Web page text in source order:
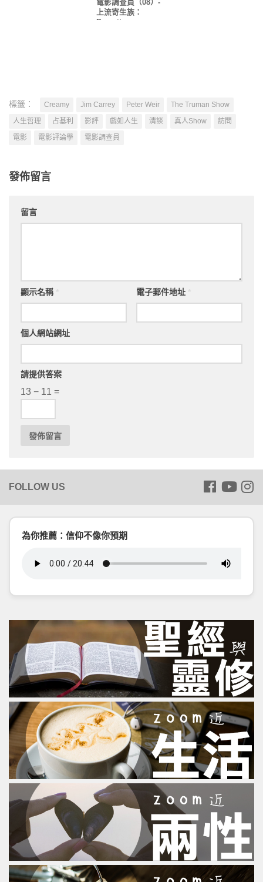
電影調查員（08）-
上流寄生族：
Parasite
標籤： Creamy Jim Carrey Peter Weir
The Truman Show
人生哲理
占基利 影評 戲如人生 清談 真人Show
訪問
電影
電影評論學 電影調查員
發佈留言
留言
顯示名稱 電子郵件地址
個人網站網址
請提供答案
13 − 11 =
為你推薦：信仰不像你預期